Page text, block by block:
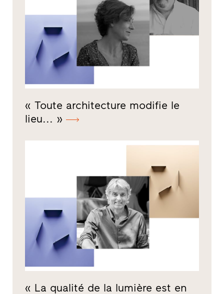
« Toute architecture modifie le
lieu... »
« La qualité de la lumière est en